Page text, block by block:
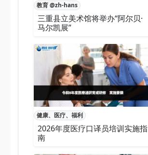
教育 @zh-hans
三重县立美术馆将举办“阿尔贝·
马尔凯展”
健康、医疗、福利
2026年度医疗口译员培训实施指
南